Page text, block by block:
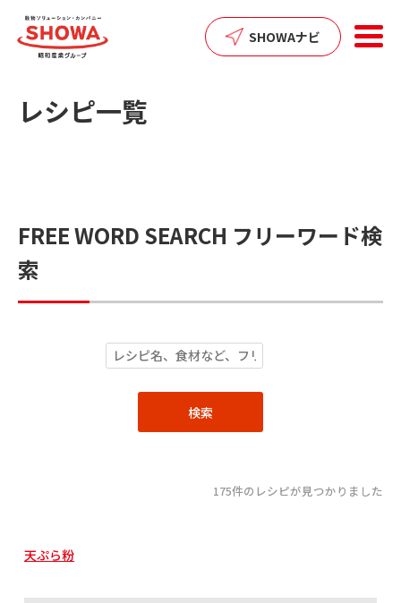
SHOWAナビ
レシピ一覧
FREE WORD SEARCH フリーワード検
索
175件のレシピが見つかりました
天ぷら粉